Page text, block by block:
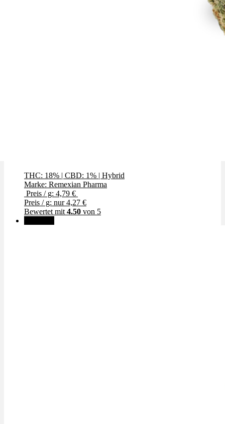
THC: 18% | CBD: 1% | Hybrid
Marke: Remexian Pharma
Preis / g: 4,79 €
Preis / g: nur 4,27 €
Bewertet mit 4.50 von 5